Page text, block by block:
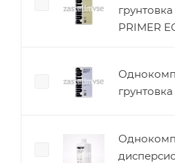
PRIMER